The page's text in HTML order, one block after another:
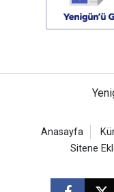
Anasayfa
Sitene